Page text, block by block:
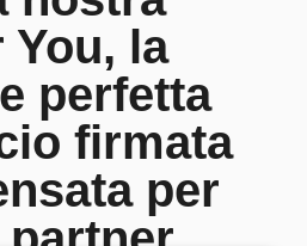
You, la
perfetta
firmata
per